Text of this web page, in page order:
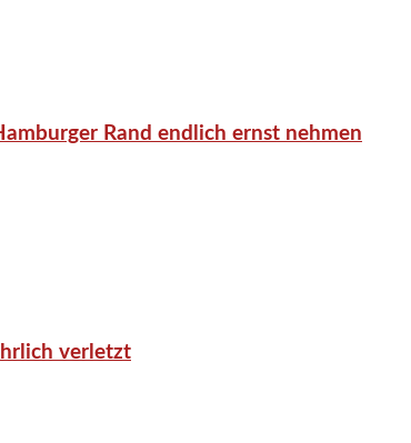
Rand endlich ernst nehmen
verletzt